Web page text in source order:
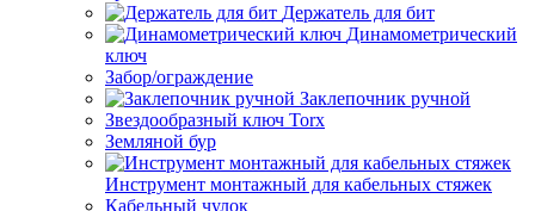
Держатель для бит
Динамометрический
ключ
Забор/ограждение
Заклепочник ручной
Звездообразный ключ Torx
Земляной бур
Инструмент монтажный для кабельных стяжек
Кабельный чулок